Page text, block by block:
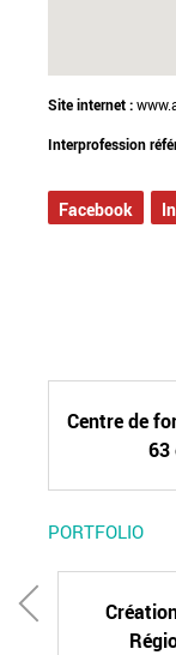
Site internet :
Interprofession
Facebook
Centre de
63
PORTFOLIO